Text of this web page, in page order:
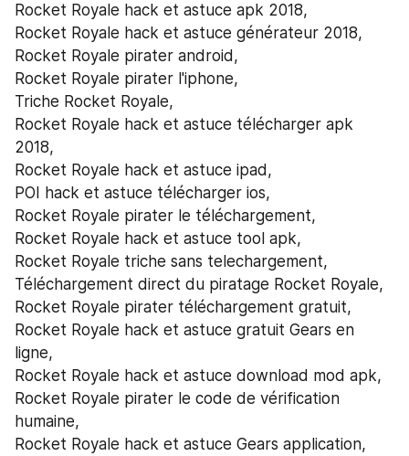
Rocket Royale hack et astuce apk 2018,
Rocket Royale hack et astuce générateur 2018,
Rocket Royale pirater android,
Rocket Royale pirater l'iphone,
Triche Rocket Royale,
Rocket Royale hack et astuce télécharger apk
2018,
Rocket Royale hack et astuce ipad,
POI hack et astuce télécharger ios,
Rocket Royale pirater le téléchargement,
Rocket Royale hack et astuce tool apk,
Rocket Royale triche sans telechargement,
Téléchargement direct du piratage Rocket Royale,
Rocket Royale pirater téléchargement gratuit,
Rocket Royale hack et astuce gratuit Gears en
ligne,
Rocket Royale hack et astuce download mod apk,
Rocket Royale pirater le code de vérification
humaine,
Rocket Royale hack et astuce Gears application,